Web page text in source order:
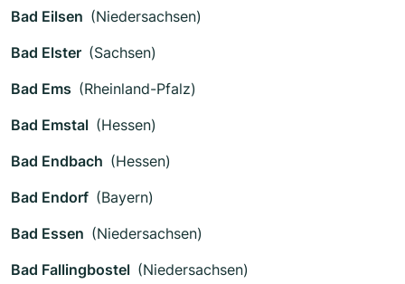
Bad Eilsen (Niedersachsen)
Bad Elster (Sachsen)
Bad Ems (Rheinland-Pfalz)
Bad Emstal (Hessen)
Bad Endbach (Hessen)
Bad Endorf (Bayern)
Bad Essen (Niedersachsen)
Bad Fallingbostel (Niedersachsen)